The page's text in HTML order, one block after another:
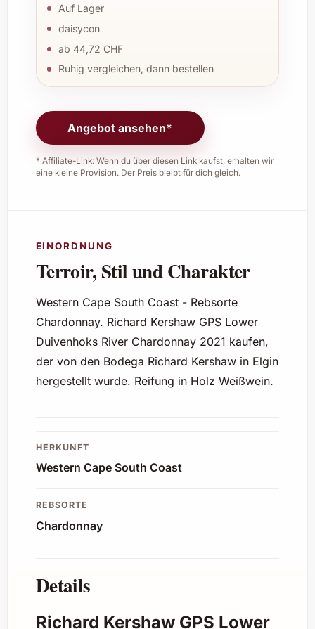
Auf Lager
daisycon
ab 44,72 CHF
Ruhig vergleichen, dann bestellen
Angebot ansehen*
* Affiliate-Link: Wenn du über diesen Link kaufst, erhalten wir
eine kleine Provision. Der Preis bleibt für dich gleich.
EINORDNUNG
Terroir, Stil und Charakter
Western Cape South Coast - Rebsorte
Chardonnay. Richard Kershaw GPS Lower
Duivenhoks River Chardonnay 2021 kaufen,
der von den Bodega Richard Kershaw in Elgin
hergestellt wurde. Reifung in Holz Weißwein.
HERKUNFT
Western Cape South Coast
REBSORTE
Chardonnay
Details
Richard Kershaw GPS Lower